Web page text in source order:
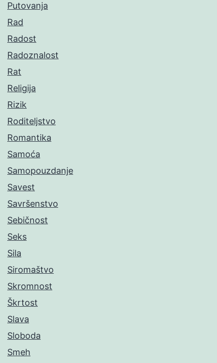
Putovanja
Rad
Radost
Radoznalost
Rat
Religija
Rizik
Roditeljstvo
Romantika
Samoća
Samopouzdanje
Savest
Savršenstvo
Sebičnost
Seks
Sila
Siromaštvo
Skromnost
Škrtost
Slava
Sloboda
Smeh